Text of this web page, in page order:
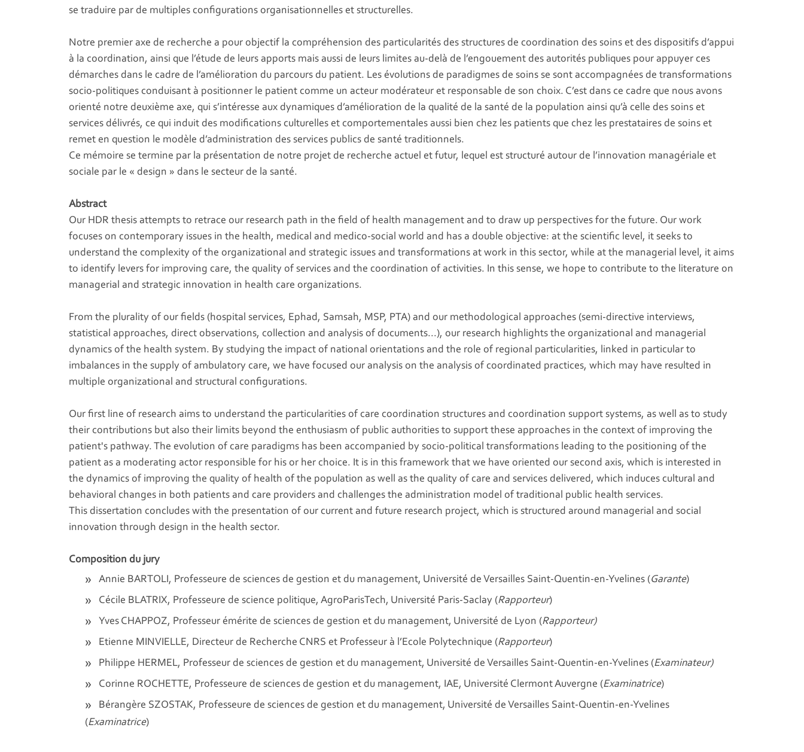
se traduire par de multiples configurations organisationnelles et structurelles.
Notre premier axe de recherche a pour objectif la compréhension des particularités des structures de coordination des soins et des dispositifs d’appui
à la coordination, ainsi que l’étude de leurs apports mais aussi de leurs limites au-delà de l’engouement des autorités publiques pour appuyer ces
démarches dans le cadre de l’amélioration du parcours du patient. Les évolutions de paradigmes de soins se sont accompagnées de transformations
socio-politiques conduisant à positionner le patient comme un acteur modérateur et responsable de son choix. C’est dans ce cadre que nous avons
orienté notre deuxième axe, qui s’intéresse aux dynamiques d’amélioration de la qualité de la santé de la population ainsi qu’à celle des soins et
services délivrés, ce qui induit des modifications culturelles et comportementales aussi bien chez les patients que chez les prestataires de soins et
remet en question le modèle d’administration des services publics de santé traditionnels.
Ce mémoire se termine par la présentation de notre projet de recherche actuel et futur, lequel est structuré autour de l’innovation managériale et
sociale par le « design » dans le secteur de la santé.
Abstract
Our HDR thesis attempts to retrace our research path in the field of health management and to draw up perspectives for the future. Our work
focuses on contemporary issues in the health, medical and medico-social world and has a double objective: at the scientific level, it seeks to
understand the complexity of the organizational and strategic issues and transformations at work in this sector, while at the managerial level, it aims
to identify levers for improving care, the quality of services and the coordination of activities. In this sense, we hope to contribute to the literature on
managerial and strategic innovation in health care organizations.
From the plurality of our fields (hospital services, Ephad, Samsah, MSP, PTA) and our methodological approaches (semi-directive interviews,
statistical approaches, direct observations, collection and analysis of documents...), our research highlights the organizational and managerial
dynamics of the health system. By studying the impact of national orientations and the role of regional particularities, linked in particular to
imbalances in the supply of ambulatory care, we have focused our analysis on the analysis of coordinated practices, which may have resulted in
multiple organizational and structural configurations.
Our first line of research aims to understand the particularities of care coordination structures and coordination support systems, as well as to study
their contributions but also their limits beyond the enthusiasm of public authorities to support these approaches in the context of improving the
patient's pathway. The evolution of care paradigms has been accompanied by socio-political transformations leading to the positioning of the
patient as a moderating actor responsible for his or her choice. It is in this framework that we have oriented our second axis, which is interested in
the dynamics of improving the quality of health of the population as well as the quality of care and services delivered, which induces cultural and
behavioral changes in both patients and care providers and challenges the administration model of traditional public health services.
This dissertation concludes with the presentation of our current and future research project, which is structured around managerial and social
innovation through design in the health sector.
Composition du jury
Annie BARTOLI, Professeure de sciences de gestion et du management, Université de Versailles Saint-Quentin-en-Yvelines (Garante)
Cécile BLATRIX, Professeure de science politique, AgroParisTech, Université Paris-Saclay (Rapporteur)
Yves CHAPPOZ, Professeur émérite de sciences de gestion et du management, Université de Lyon (Rapporteur)
Etienne MINVIELLE, Directeur de Recherche CNRS et Professeur à l’Ecole Polytechnique (Rapporteur)
Philippe HERMEL, Professeur de sciences de gestion et du management, Université de Versailles Saint-Quentin-en-Yvelines (Examinateur)
Corinne ROCHETTE, Professeure de sciences de gestion et du management, IAE, Université Clermont Auvergne (Examinatrice)
Bérangère SZOSTAK, Professeure de sciences de gestion et du management, Université de Versailles Saint-Quentin-en-Yvelines
(Examinatrice)